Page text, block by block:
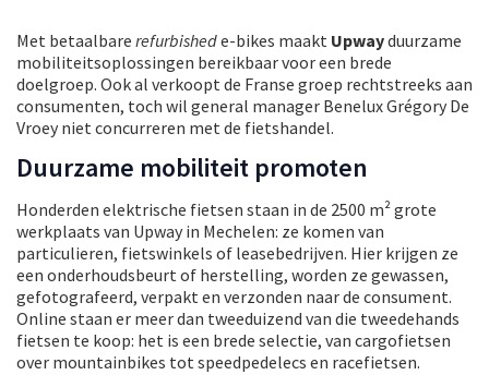
Met betaalbare refurbishede-bikes maakt Upwayduurzame
mobiliteitsoplossingen bereikbaar voor een brede
doelgroep. Ook al verkoopt de Franse groep rechtstreeks aan
consumenten, toch wil general manager Benelux Grégory De
Vroey niet concurreren met de fietshandel.
Duurzame mobiliteit promoten
Honderden elektrische fietsen staan in de 2500 m² grote
werkplaats van Upway in Mechelen: ze komen van
particulieren, fietswinkels of leasebedrijven. Hier krijgen ze
een onderhoudsbeurt of herstelling, worden ze gewassen,
gefotografeerd, verpakt en verzonden naar de consument.
Online staan er meer dan tweeduizend van die tweedehands
fietsen te koop: het is een brede selectie, van cargofietsen
over mountainbikes tot speedpedelecs en racefietsen.